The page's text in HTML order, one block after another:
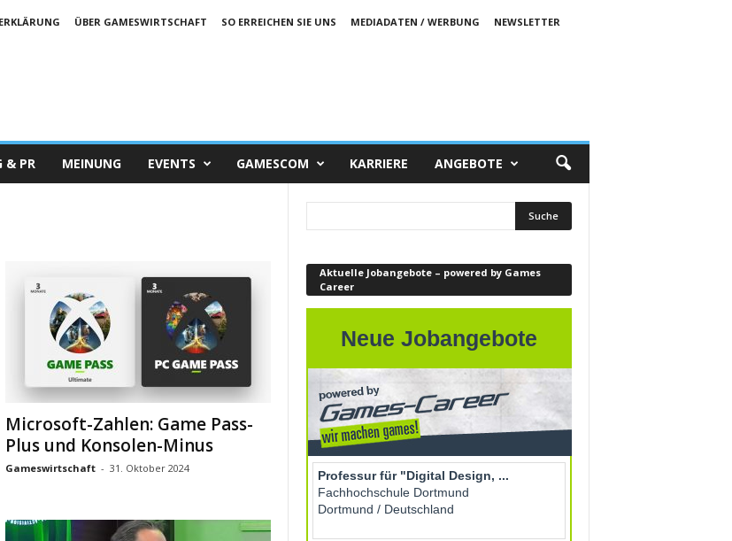
ÜBER GAMESWIRTSCHAFT SO ERREICHEN SIE UNS MEDIADATEN / WERBUNG
NEWSLETTER
& PR MEINUNG EVENTS GAMESCOM KARRIERE ANGEBOTE
Microsoft-Zahlen: Game Pass-
Plus und Konsolen-Minus
Gameswirtschaft - 31. Oktober 2024
Aktuelle Jobangebote – powered by Games
Career